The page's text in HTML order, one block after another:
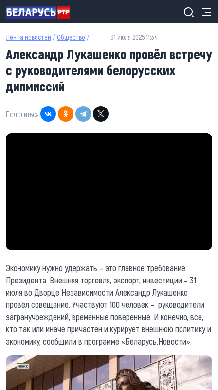
Перейти к основному содержанию
Лента новостей / Общество / 31 июля 2025 11:34
Александр Лукашенко провёл встречу
с руководителями белорусских
дипмиссий
Поделиться:
Экономику нужно удержать – это главное требование
Президента. Внешняя торговля, экспорт, инвестиции – 31
июля во Дворце Независимости Александр Лукашенко
провёл совещание. Участвуют 100 человек – руководители
загранучреждений, временные поверенные. И конечно, все,
кто так или иначе причастен и курирует внешнюю политику и
экономику, сообщили в программе «Беларусь.Новости».